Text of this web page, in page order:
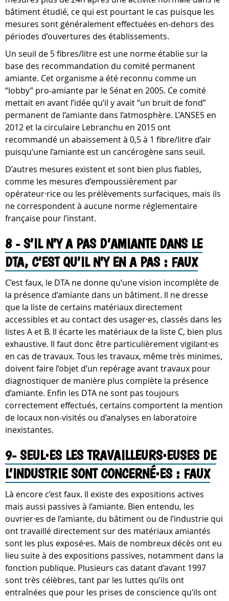
bâtiment étudié, ce qui est pourtant le cas puisque les
mesures sont généralement effectuées en-dehors des
périodes d’ouvertures des établissements.
Un seuil de 5 fibres/litre est une norme établie sur la
base des recommandation du comité permanent
amiante. Cet organisme a été reconnu comme un
“lobby” pro-amiante par le Sénat en 2005. Ce comité
mettait en avant l’idée qu’il y avait “un bruit de fond”
permanent de l’amiante dans l’atmosphère. L’ANSES en
2012 et la circulaire Lebranchu en 2015 ont
recommandé un abaissement à 0,5 à 1 fibre/litre d’air
puisqu’une l’amiante est un cancérogène sans seuil.
D’autres mesures existent et sont bien plus fiables,
comme les mesures d’empoussièrement par
opérateur·rice ou les prélèvements surfaciques, mais ils
ne correspondent à aucune norme réglementaire
française pour l’instant.
8 - S’IL N’Y A PAS D’AMIANTE DANS LE
DTA, C’EST QU’IL N’Y EN A PAS : FAUX
C’est faux, le DTA ne donne qu’une vision incomplète de
la présence d’amiante dans un bâtiment. Il ne dresse
que la liste de certains matériaux directement
accessibles et au contact des usager·es, classés dans les
listes A et B. Il écarte les matériaux de la liste C, bien plus
exhaustive. Il faut donc être particulièrement vigilant·es
en cas de travaux. Tous les travaux, même très minimes,
doivent faire l’objet d’un repérage avant travaux pour
diagnostiquer de manière plus complète la présence
d’amiante. Enfin les DTA ne sont pas toujours
correctement effectués, certains comportent la mention
de locaux non-visités ou d’analyses en laboratoire
inexistantes.
9- SEUL·ES LES TRAVAILLEURS·EUSES DE
L’INDUSTRIE SONT CONCERNÉ·ES : FAUX
Là encore c’est faux. Il existe des expositions actives
mais aussi passives à l’amiante. Bien entendu, les
ouvrier·es de l’amiante, du bâtiment ou de l’industrie qui
ont travaillé directement sur des matériaux amiantés
sont les plus exposé·es. Mais de nombreux décès ont eu
lieu suite à des expositions passives, notamment dans la
fonction publique. Plusieurs cas datant d’avant 1997
sont très célèbres, tant par les luttes qu’ils ont
entraînées que pour les prises de conscience qu’ils ont